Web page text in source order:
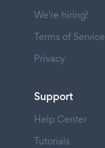
We're hiring!
Terms of Service
Privacy
Support
Help Center
Tutorials